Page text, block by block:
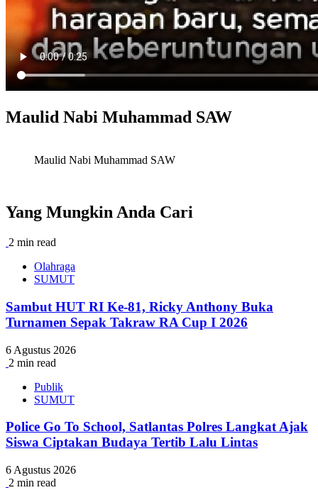
Maulid Nabi Muhammad SAW
Maulid Nabi Muhammad SAW
Yang Mungkin Anda Cari
2 min read
Olahraga
SUMUT
Sambut HUT RI Ke-81, Ricky Anthony Buka
Turnamen Sepak Takraw RA Cup I 2026
6 Agustus 2026
2 min read
Publik
SUMUT
Police Go To School, Satlantas Polres Langkat Ajak
Siswa Ciptakan Budaya Tertib Lalu Lintas
6 Agustus 2026
2 min read